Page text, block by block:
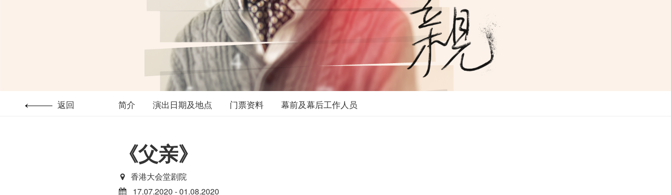
返回 简介 演出日期及地点 门票资料 幕前及幕后工作人员
《父亲》
香港大会堂剧院
17.07.2020 - 01.08.2020